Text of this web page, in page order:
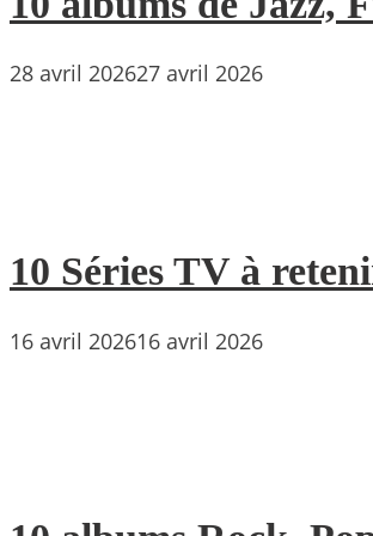
28 avril 202627 avril 2026
10 Séries TV à
16 avril 202616 avril 2026